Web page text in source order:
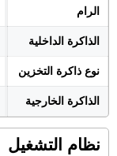
الرام
الذاكرة الداخلية
نوع ذاكرة التخزين
الذاكرة الخارجية
نظام التشغيل